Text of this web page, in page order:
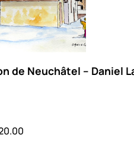
of the ocean. Through
Lefèvre evokes the rhythm
ever-changing movement
de Neuchâtel – Daniel